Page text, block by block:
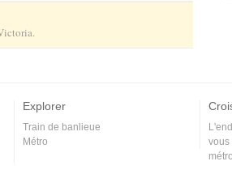
.
Explorer
Train de banlieue
Métro